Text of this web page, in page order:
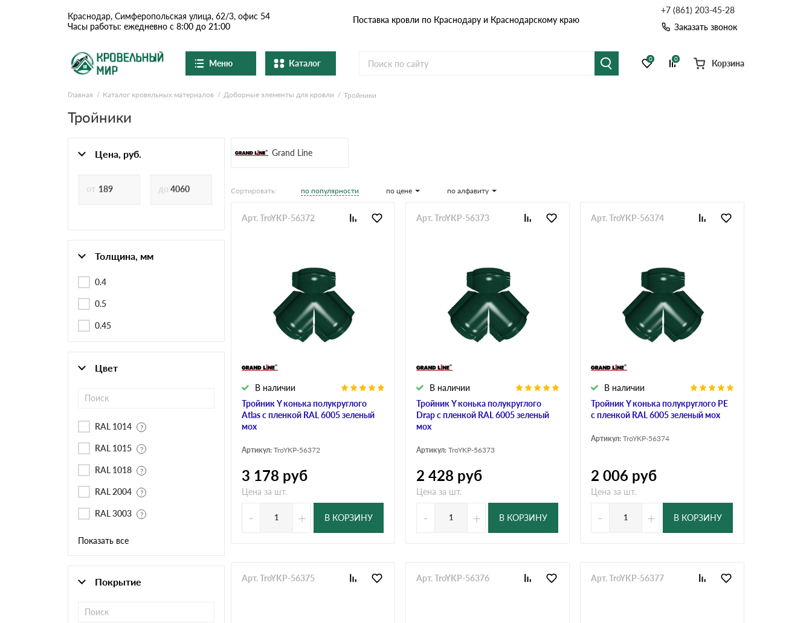
Поставка кровли по Краснодару и Краснодарскому краю
Краснодар, Симферопольская улица, 62/3, офис 54
Часы работы: ежедневно с 8:00 до 21:00
+7 (861) 203-45-28
Заказать звонок
Меню
О компании
Доставка и оплата
Вопросы-ответы
Каталог
Ондулин и шифер Металлочерепица
Комплектующие
Черепица Ондулин
0 0 Корзина
Главная Каталог кровельных материалов Доборные элементы для кровли Тройники
Тройники
Цена, руб.
Толщина, мм
0.4
0.5
0.45
Цвет
RAL 1014
RAL 1015
RAL 1018
RAL 2004
RAL 3003
Показать все
Покрытие
Grand Line
Сортировать: по популярности по цене по алфавиту
Тройник Y конька полукруглого
Atlas с пленкой RAL 6005 зеленый
мох
В наличии
Арт. TroYKP-56372
Артикул: TroYKP-56372
3 178 руб
Цена за шт.
- + В КОРЗИНУ
Тройник Y конька полукруглого
Drap с пленкой RAL 6005 зеленый
мох
В наличии
Арт. TroYKP-56373
Артикул: TroYKP-56373
2 428 руб
Цена за шт.
- + В КОРЗИНУ
Тройник Y конька полукруглого PE
с пленкой RAL 6005 зеленый мох
В наличии
Арт. TroYKP-56374
Артикул: TroYKP-56374
2 006 руб
Цена за шт.
- + В КОРЗИНУ
Арт. TroYKP-56375 Арт. TroYKP-56376 Арт. TroYKP-56377